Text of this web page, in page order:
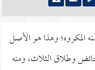
المكروه؛ وهذا هو الأصل
وطلاق الثلاث، ومنه